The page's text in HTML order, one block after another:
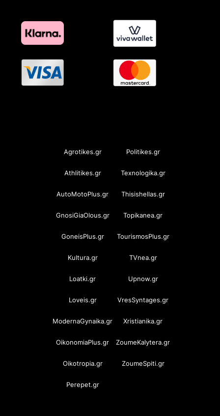
Agrotikes.gr Politikes.gr
Athlitikes.gr Texnologika.gr
AutoMotoPlus.gr Thisishellas.gr
GnosiGiaOlous.gr Topikanea.gr
GoneisPlus.gr TourismosPlus.gr
Kultura.gr TVnea.gr
Loatki.gr Upnow.gr
Loveis.gr VresSyntages.gr
ModernaGynaika.gr Xristianika.gr
OikonomiaPlus.gr ZoumeKalytera.gr
Oikotropia.gr ZoumeSpiti.gr
Perepet.gr